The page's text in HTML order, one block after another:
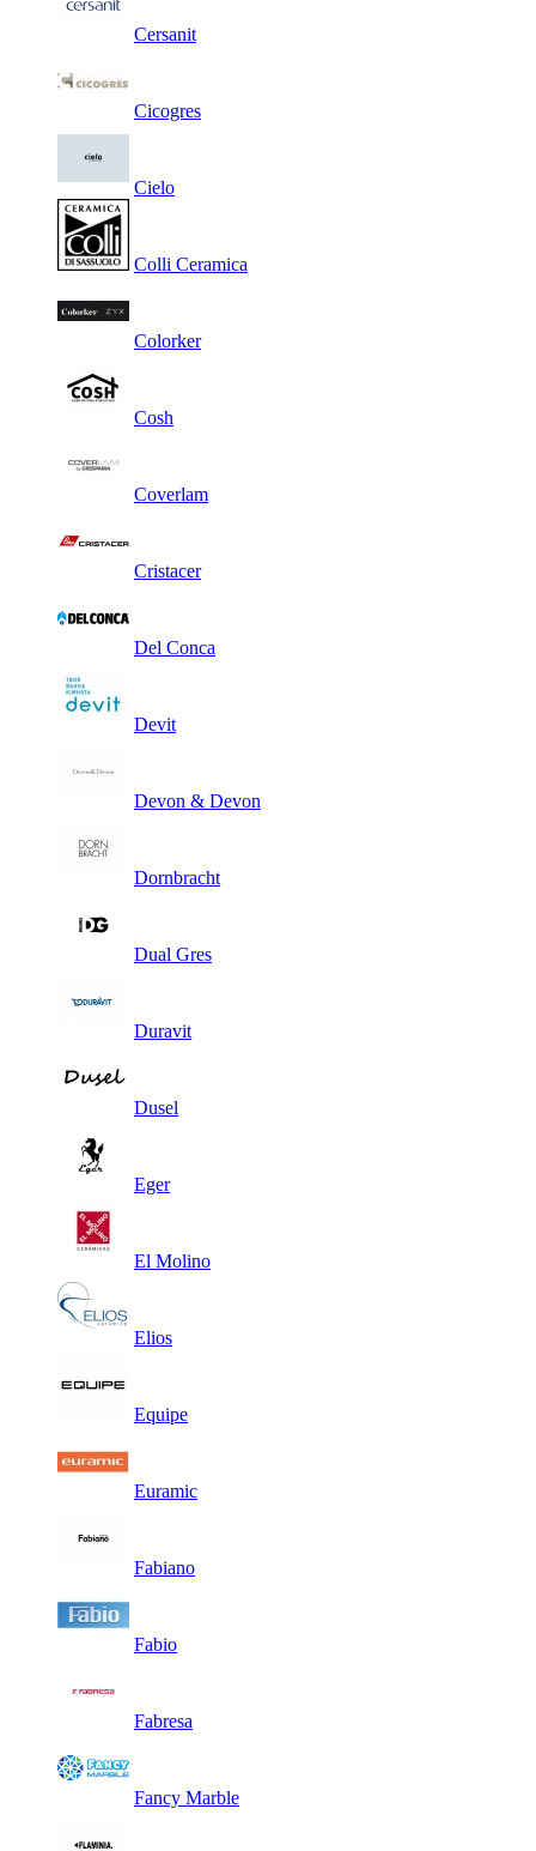
Cersanit
Cicogres
Cielo
Colli Ceramica
Colorker
Cosh
Coverlam
Cristacer
Del Conca
Devit
Devon & Devon
Dornbracht
Dual Gres
Duravit
Dusel
Eger
El Molino
Elios
Equipe
Euramic
Fabiano
Fabio
Fabresa
Fancy Marble